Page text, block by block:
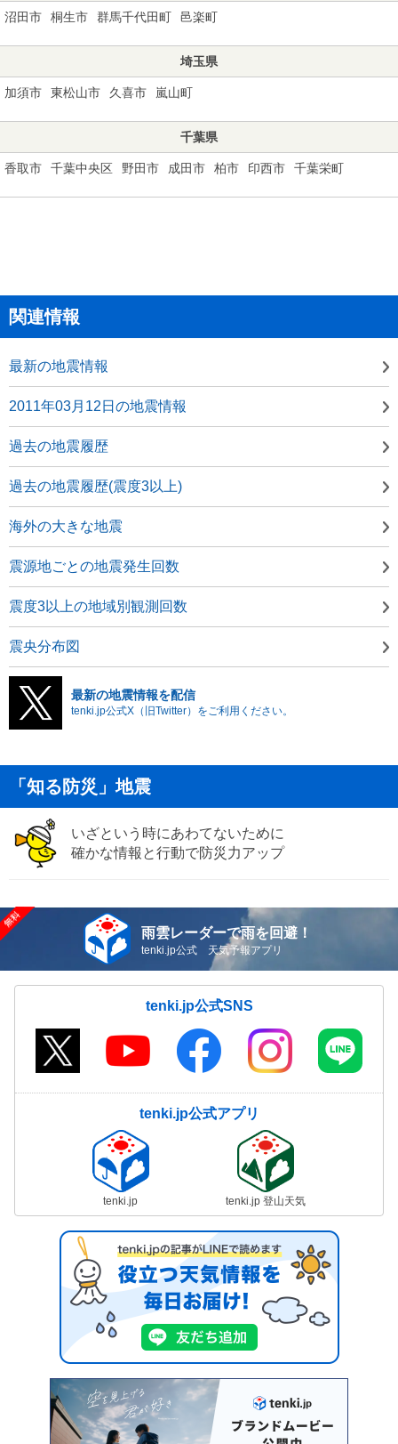
沼田市 桐生市 群馬千代田町 邑楽町
埼玉県
加須市 東松山市 久喜市 嵐山町
千葉県
香取市 千葉中央区 野田市 成田市 柏市 印西市 千葉栄町
関連情報
最新の地震情報
2011年03月12日の地震情報
過去の地震履歴
過去の地震履歴(震度3以上)
海外の大きな地震
震源地ごとの地震発生回数
震度3以上の地域別観測回数
震央分布図
最新の地震情報を配信
tenki.jp公式X（旧Twitter）をご利用ください。
「知る防災」地震
いざという時にあわてないために
確かな情報と行動で防災力アップ
雨雲レーダーで雨を回避！
tenki.jp公式 天気予報アプリ
tenki.jp公式SNS
tenki.jp公式アプリ
tenki.jp tenki.jp 登山天気